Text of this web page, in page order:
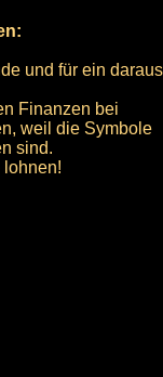
und für ein daraus
Finanzen bei
weil die Symbole
sind.
lohnen!